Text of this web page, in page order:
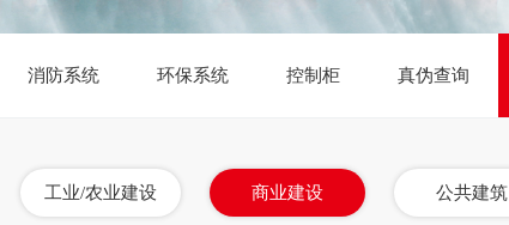
消防系统 环保系统 控制柜 真伪查询
工业/农业建设 商业建设 公共建筑